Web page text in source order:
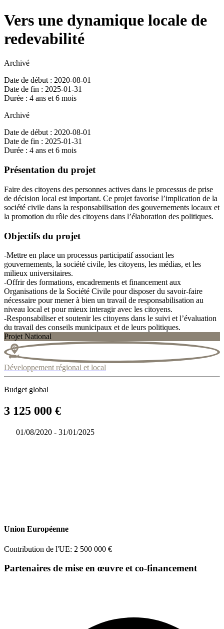
Vers une dynamique locale de
redevabilité
Archivé
Date de début : 2020-08-01
Date de fin : 2025-01-31
Durée : 4 ans et 6 mois
Archivé
Date de début : 2020-08-01
Date de fin : 2025-01-31
Durée : 4 ans et 6 mois
Présentation du projet
Faire des citoyens des personnes actives dans le processus de prise
de décision local est important. Ce projet favorise l’implication de la
société civile dans la responsabilisation des gouvernements locaux et
la promotion du rôle des citoyens dans l’élaboration des politiques.
Objectifs du projet
-Mettre en place un processus participatif associant les
gouvernements, la société civile, les citoyens, les médias, et les
milieux universitaires.
-Offrir des formations, encadrements et financement aux
Organisations de la Société Civile pour disposer du savoir-faire
nécessaire pour mener à bien un travail de responsabilisation au
niveau local et pour mieux interagir avec les citoyens.
-Responsabiliser et soutenir les citoyens dans le suivi et l’évaluation
du travail des conseils municipaux et de leurs politiques.
Projet National
Développement régional et local
Budget global
3 125 000 €
01/08/2020 - 31/01/2025
Union Européenne
Contribution de l'UE: 2 500 000 €
Partenaires de mise en œuvre et co-financement